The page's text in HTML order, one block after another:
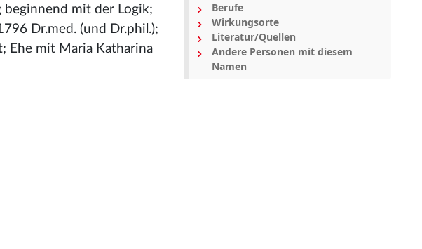
beginnend mit der Logik;
Dr.med. (und Dr.phil.);
Ehe mit Maria Katharina
Berufe
Wirkungsorte
Literatur/Quellen
Andere Personen mit diesem
Namen